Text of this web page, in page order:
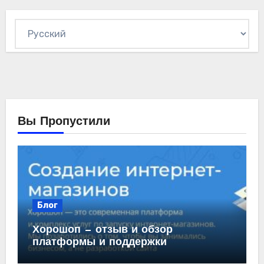
язык
Вы Пропустили
Блог
Хорошоп — отзыв и обзор
платформы и поддержки